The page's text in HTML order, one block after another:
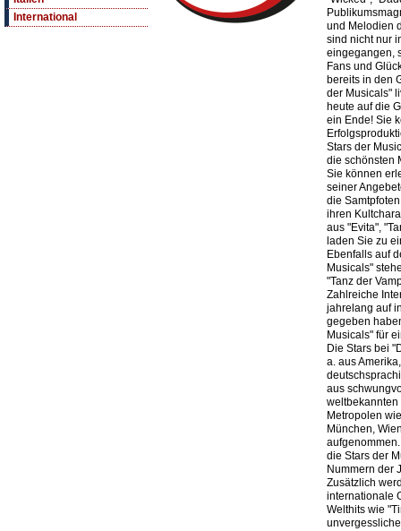
International
und Melodien
sind nicht nur
eingegangen,
Fans und
bereits in den
der Musicals"
heute auf die
ein Ende! Sie
Stars der
die schönsten
Sie können
seiner
die
ihren
aus "Evita",
laden Sie zu
Ebenfalls auf
Musicals"
"Tanz der
Zahlreiche
jahrelang auf
gegeben
Musicals" für
Die Stars bei
a. aus
aus
Metropolen
München,
die Stars der
Nummern der
Zusätzlich
internationale
Welthits wie